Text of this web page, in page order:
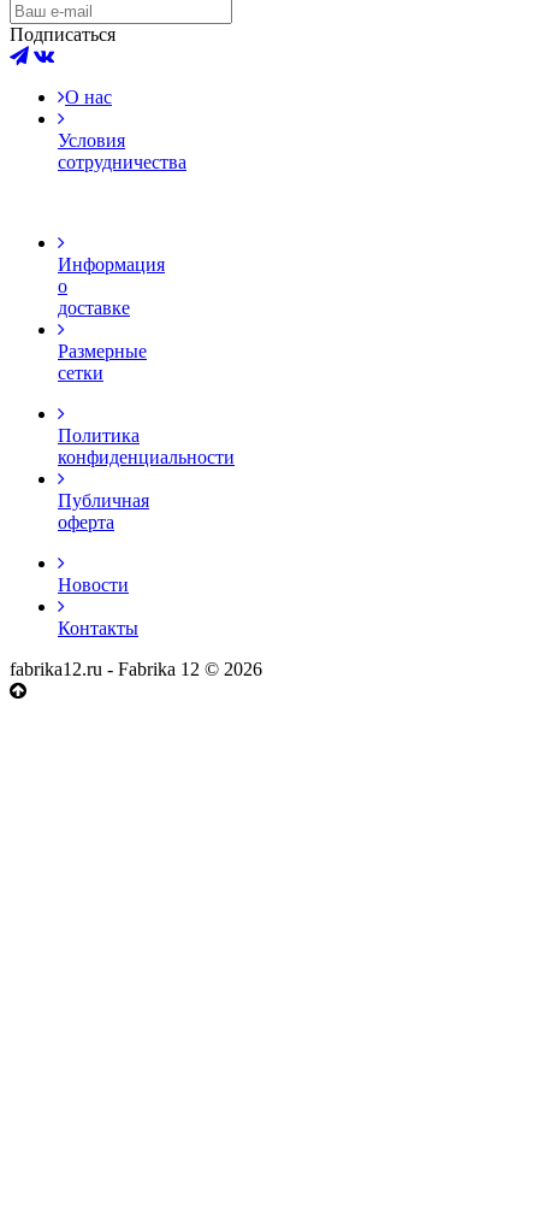
Подписаться
О нас
Условия
сотрудничества
Информация
о
доставке
Размерные
сетки
Политика
конфиденциальности
Публичная
оферта
Новости
Контакты
fabrika12.ru - Fabrika 12 © 2026